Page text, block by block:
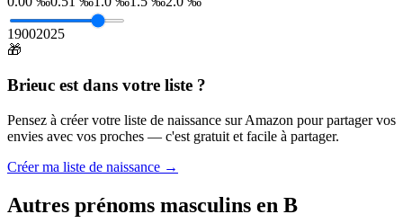
19002025
🎁
Brieuc est dans votre liste ?
Pensez à créer votre liste de naissance sur Amazon pour partager vos
envies avec vos proches — c'est gratuit et facile à partager.
Créer ma liste de naissance →
Autres prénoms masculins en B